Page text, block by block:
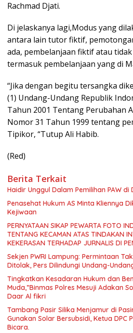
Rachmad Djati.
Di jelaskanya lagi,Modus yang
antara lain tutor fiktif,
ada, pembelanjaan fiktif atau
termasuk pembelanjaan yang di
“Jika dengan begitu tersangka
(1) Undang-Undang Republik
Tahun 2001 Tentang Perubahan
Nomor 31 Tahun 1999 tentang
Tipikor, “Tutup Ali Habib.
(Red)
Berita Terkait
Haidir Unggul Dalam Pemilihan PAW di
Penasehat Hukum AS Minta Kliennya
Kejiwaan
PERNYATAAN SIKAP PEWARTA FOTO
TENTANG KECAMAN ATAS TINDAKAN
KEKERASAN TERHADAP JURNALIS DI
TANJUNG KARANG.
Sekjen PWRI Lampung: Permintaan
Ditolak, Pers Dilindungi Undang-
Tingkatkan Kesadaran Hukum dan
Muda,”Binmas Polres Mesuji Adakan
Daar Al fikri
Tambang Pasir Silika Menjamur di
Gunakan Solar Bersubsidi, Ketua DPC
Bicara.